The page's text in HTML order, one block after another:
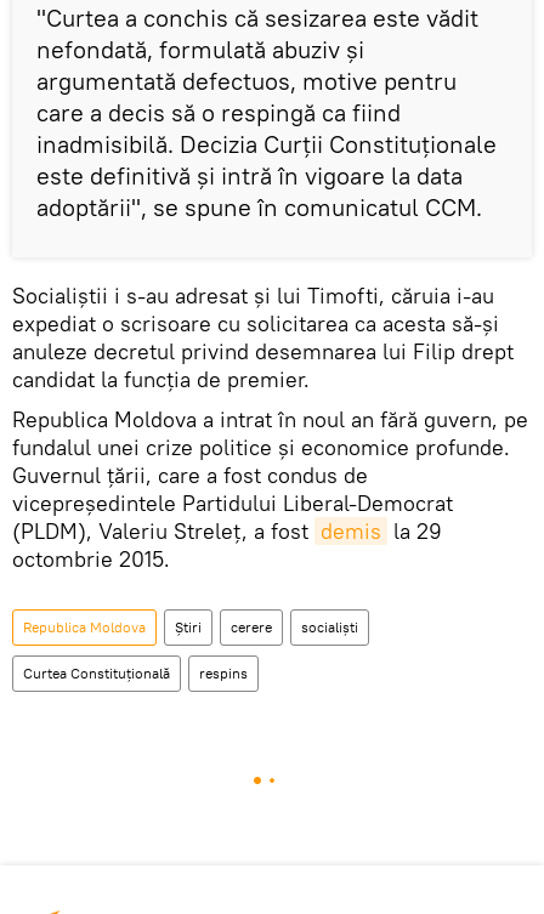
"Curtea a conchis că sesizarea este vădit
nefondată, formulată abuziv şi
argumentată defectuos, motive pentru
care a decis să o respingă ca fiind
inadmisibilă. Decizia Curţii Constituţionale
este definitivă şi intră în vigoare la data
adoptării", se spune în comunicatul CCM.
Socialiştii i s-au adresat şi lui Timofti, căruia i-au
expediat o scrisoare cu solicitarea ca acesta să-şi
anuleze decretul privind desemnarea lui Filip drept
candidat la funcția de premier.
Republica Moldova a intrat în noul an fără guvern, pe
fundalul unei crize politice și economice profunde.
Guvernul țării, care a fost condus de
vicepreședintele Partidului Liberal-Democrat
(PLDM), Valeriu Streleț, a fost demis la 29
octombrie 2015.
Republica Moldova Știri cerere socialiști
Curtea Constituțională respins